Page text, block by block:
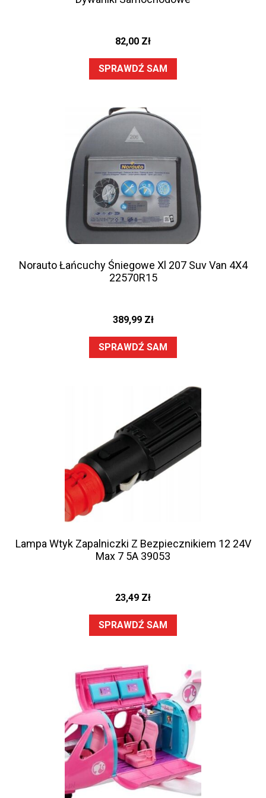
82,00 Zł
SPRAWDŹ SAM
Norauto Łańcuchy Śniegowe Xl 207 Suv Van 4X4
22570R15
389,99 Zł
SPRAWDŹ SAM
Lampa Wtyk Zapalniczki Z Bezpiecznikiem 12 24V
Max 7 5A 39053
23,49 Zł
SPRAWDŹ SAM